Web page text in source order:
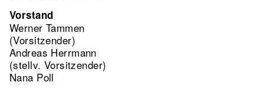
Vorstand
Werner Tammen
(Vorsitzender)
Andreas Herrmann
(stellv. Vorsitzender)
Nana Poll